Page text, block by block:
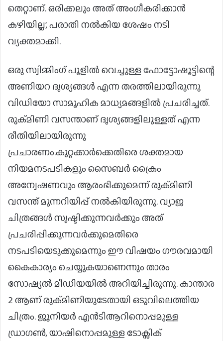
തെറ്റാണ്. ഒരിക്കലും അത് അംഗീകരിക്കാന്‍
കഴിയില്ല’, പരാതി നല്‍കിയ ശേഷം നടി
വ്യക്തമാക്കി.
ഒരു സ്വിമ്മിംഗ് പൂളില്‍ വെച്ചുള്ള ഫോട്ടോഷൂട്ടിന്റെ
അണിയറ ദൃശ്യങ്ങള്‍ എന്ന തരത്തിലായിരുന്നു
വിഡിയോ സാമൂഹിക മാധ്യമങ്ങളില്‍ പ്രചരിച്ചത്.
രുക്മിണി വസന്താണ് ദൃശ്യങ്ങളിലുള്ളത് എന്ന
രീതിയിലായിരുന്നു
പ്രചാരണം.കുറ്റക്കാര്‍ക്കെതിരെ ശക്തമായ
നിയമനടപടികളും സൈബര്‍ ക്രൈം
അന്വേഷണവും ആരംഭിക്കുമെന്ന് രുക്മിണി
വസന്ത് മുന്നറിയിപ്പ് നല്‍കിയിരുന്നു. വ്യാജ
ചിത്രങ്ങള്‍ സൃഷ്ടിക്കുന്നവര്‍ക്കും അത്
പ്രചരിപ്പിക്കുന്നവര്‍ക്കുമെതിരെ
നടപടിയെടുക്കുമെന്നും ഈ വിഷയം ഗൗരവമായി
കൈകാര്യം ചെയ്യുകയാണെന്നും താരം
സോഷ്യല്‍ മീഡിയയില്‍ അറിയിച്ചിരുന്നു. കാന്താര
2 ആണ് രുക്മിണിയുടേതായി ഒടുവിലെത്തിയ
ചിത്രം. ജൂനിയര്‍ എന്‍ടിആറിനൊപ്പമുള്ള
ഡ്രാഗണ്‍, യാഷിനൊപ്പമുള്ള ടോക്സിക്